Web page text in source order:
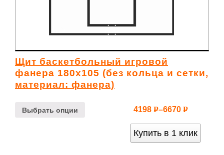
Щит баскетбольный игровой
фанера 180х105 (без кольца и сетки,
материал: фанера)
Выбрать опции 4198 Р–6670 Р
Купить в 1 клик